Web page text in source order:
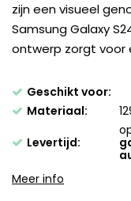
zijn een visueel
Samsung Galaxy
ontwerp zorgt voor
Geschikt voor:
Materiaal:
Levertijd:
Meer info